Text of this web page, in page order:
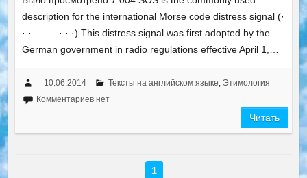
description for the international Morse code distress signal (·
· · – – – · · ·).This distress signal was first adopted by the
German government in radio regulations effective April 1,…
10.06.2014 Тексты на английском языке, Этимология
Комментариев нет
Читать
1